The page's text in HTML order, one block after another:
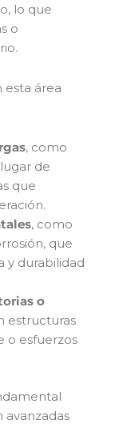
lo que
o
esta área
, como
de
que
, como
que
y durabilidad
o
estructuras
o esfuerzos
avanzadas